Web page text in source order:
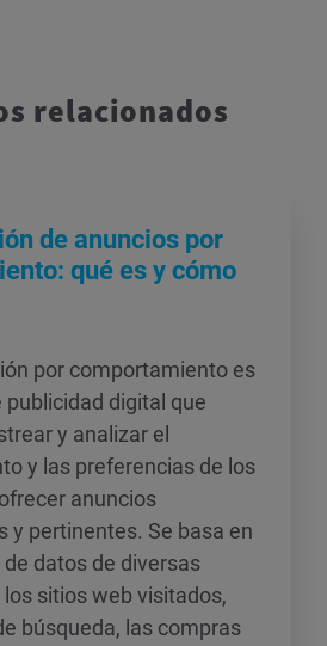
relacionados
de anuncios por
qué es y cómo
por comportamiento es
publicidad digital que
y analizar el
y las preferencias de los
anuncios
y pertinentes. Se basa en
de datos de diversas
sitios web visitados,
búsqueda, las compras